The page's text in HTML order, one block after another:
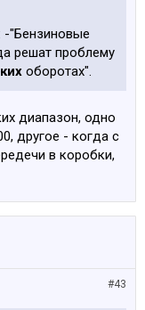
-"Бензиновые
решат проблему
оборотах".
диапазон, одно
другое - когда с
в коробки,
#43